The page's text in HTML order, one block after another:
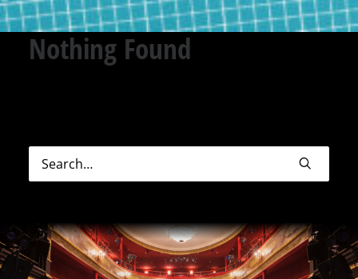
Nothing Found